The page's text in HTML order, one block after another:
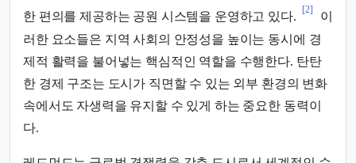
한 편의를 제공하는 공원 시스템을 운영하고 있다.
[2]
이
러한 요소들은 지역 사회의 안정성을 높이는 동시에 경
제적 활력을 불어넣는 핵심적인 역할을 수행한다. 탄탄
한 경제 구조는 도시가 직면할 수 있는 외부 환경의 변화
속에서도 자생력을 유지할 수 있게 하는 중요한 동력이
다.